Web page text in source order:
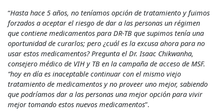
“Hasta hace 5 años, no teníamos opción de tratamiento y fuimos
forzados a aceptar el riesgo de dar a las personas un régimen
que contiene medicamentos para DR-TB que supimos tenía una
oportunidad de curarlos; pero ¿cuál es la excusa ahora para no
usar estos medicamentos? Pregunta el Dr. Isaac Chikwanha,
consejero médico de VIH y TB en la campaña de acceso de MSF.
“hoy en día es inaceptable continuar con el mismo viejo
tratamiento de medicamentos y no proveer uno mejor, sabiendo
que podríamos dar a las personas una mejor opción para vivir
mejor tomando estos nuevos medicamentos”.